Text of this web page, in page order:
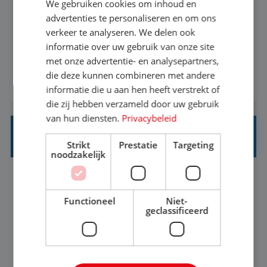
Met jouw ervaring in de reisbranche of
achtergrond in toerisme ben je klaar voor de
volgende stap. Vanaf je stoel reis je de hele
wereld over en speel je moeiteloos in op de
wensen van je team, je klant en wat er in de
reiswereld gebeurt. Met je enthousiasme weet je
klanten te overtuigen om die droomreis te
boeken! ...
BEKIJK VACATURE
REISADVISEUR ALLROUND
Aalsmeer, Noord-Holland, Nederland
33-36 uur
MBO
Een vakantie plannen is het leukste dat er is. Of
het nu voor jezelf is, of voor een ander: jij vindt
We gebruiken cookies om inhoud en
advertenties te personaliseren en om ons
verkeer te analyseren. We delen ook
informatie over uw gebruik van onze site
met onze advertentie- en analysepartners,
die deze kunnen combineren met andere
informatie die u aan hen heeft verstrekt of
die zij hebben verzameld door uw gebruik
van hun diensten. Privacybeleid
Strikt
noodzakelijk
Prestatie Targeting
Functioneel
Niet-
geclassificeerd